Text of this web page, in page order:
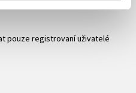
pouze registrovaní uživatelé